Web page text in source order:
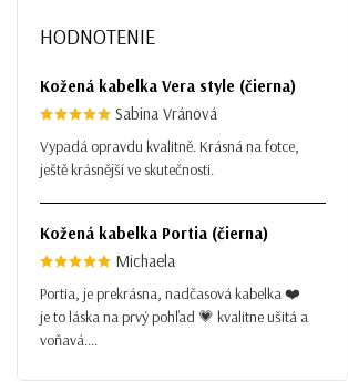
HODNOTENIE
Kožená kabelka Vera style (čierna)
Sabina Vránová
Vypadá opravdu kvalitně. Krásná na fotce,
ještě krásnější ve skutečnosti.
Kožená kabelka Portia (čierna)
Michaela
Portia, je prekrásna, nadčasová kabelka ❤️
je to láska na prvý pohľad 💗 kvalitne ušitá a
voňavá....